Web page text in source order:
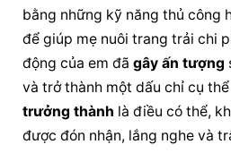
bằng những kỹ năng thủ công
để giúp mẹ nuôi trang trải chi
động của em đã gây ấn tượng
trưởng thành là điều có thể,
được đón nhận, lắng nghe và